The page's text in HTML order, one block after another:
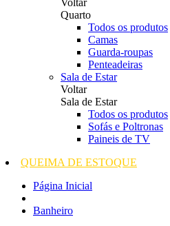
Voltar
Quarto
Todos os produtos
Camas
Guarda-roupas
Penteadeiras
Sala de Estar
Voltar
Sala de Estar
Todos os produtos
Sofás e Poltronas
Paineis de TV
QUEIMA DE ESTOQUE
Página Inicial
Banheiro